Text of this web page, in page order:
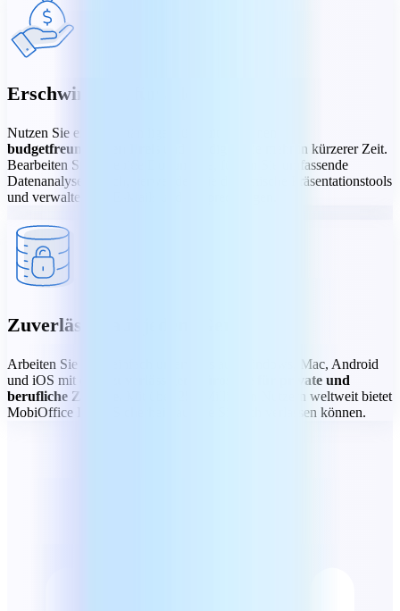
Erschwinglich für alle
Nutzen Sie eine vollständige Bürosuite zu einem
budgetfreundlichen Preis
und erledigen Sie mehr in kürzerer Zeit.
Bearbeiten Sie beliebige Dokumente, führen Sie umfassende
Datenanalysen durch, verwenden Sie dynamische Präsentationstools
und verwalten Sie E-Mails und Besprechungen.
Zuverlässig auf jedem Gerät
Arbeiten Sie ganz einfach unterwegs auf Windows, Mac, Android
und iOS mit einer
zuverlässigen Bürosuite für private und
berufliche Zwecke.
Mit über 250 Millionen Nutzern weltweit bietet
MobiOffice Ihnen Sicherheit, auf die Sie sich verlassen können.